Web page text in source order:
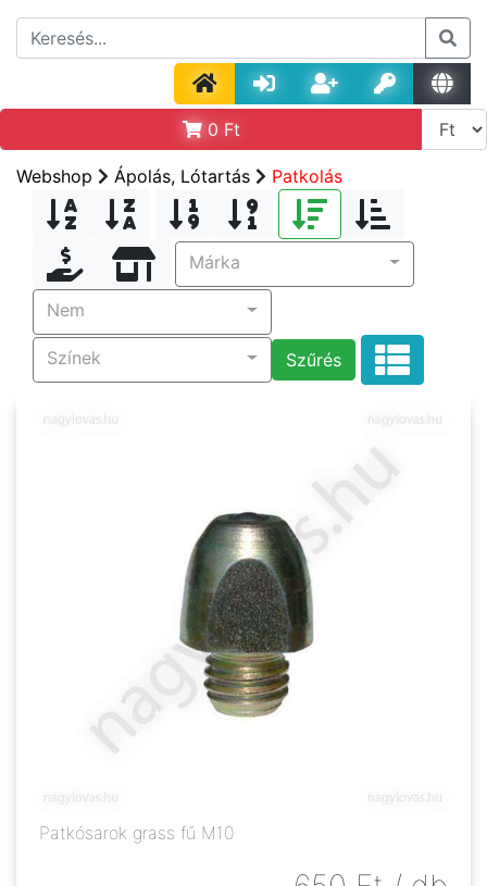
0 Ft
Webshop Ápolás, Lótartás Patkolás
Márka
Nem
Színek Szűrés
Patkósarok grass fű M10